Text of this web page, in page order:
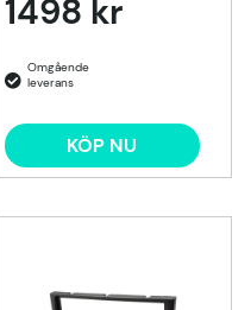
1498 kr
KÖP NU